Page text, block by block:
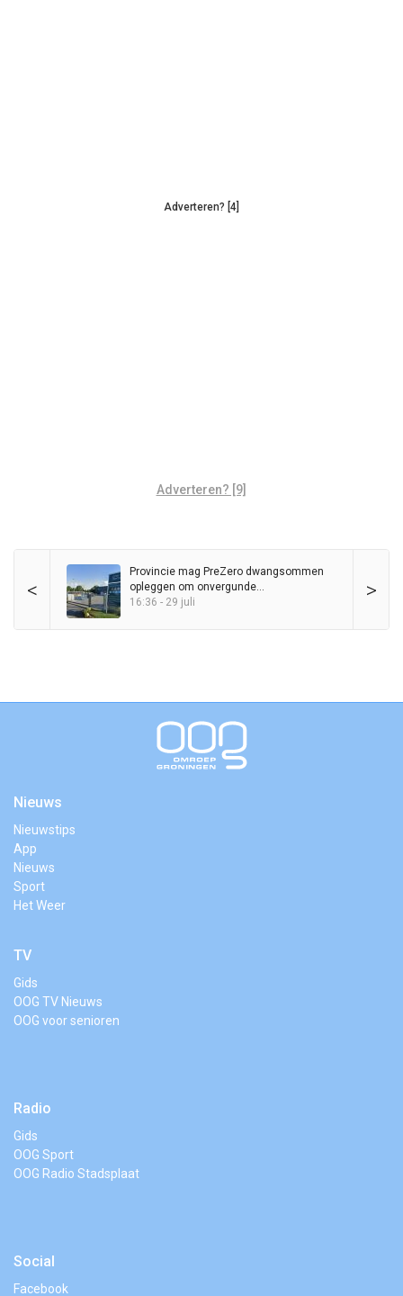
Adverteren? [4]
Adverteren? [9]
< >
Provincie mag PreZero dwangsommen
opleggen om onvergunde
sorteerinstallatie
16:36 - 29 juli
Nieuws
Nieuwstips
App
Nieuws
Sport
Het Weer
TV
Gids
OOG TV Nieuws
OOG voor senioren
Radio
Gids
OOG Sport
OOG Radio Stadsplaat
Social
Facebook